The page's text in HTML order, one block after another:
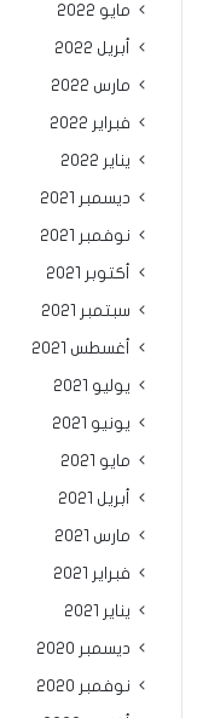
مايو 2022
أبريل 2022
مارس 2022
فبراير 2022
يناير 2022
ديسمبر 2021
نوفمبر 2021
أكتوبر 2021
سبتمبر 2021
أغسطس 2021
يوليو 2021
يونيو 2021
مايو 2021
أبريل 2021
مارس 2021
فبراير 2021
يناير 2021
ديسمبر 2020
نوفمبر 2020